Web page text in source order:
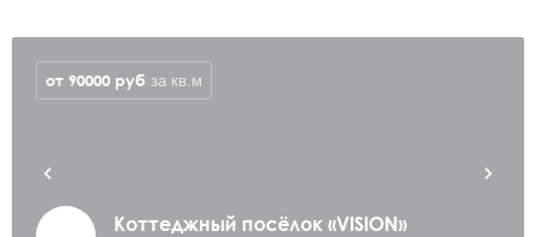
Коттеджный посёлок «VISION»
от 90000 руб за кв.м